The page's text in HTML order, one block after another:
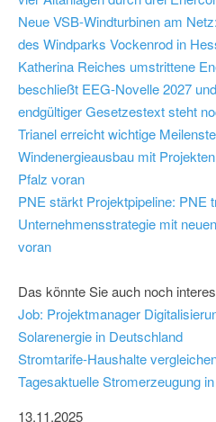
Neue VSB-Windturbinen am
des Windparks Vockenrod in
Katherina Reiches umstrittene
beschließt EEG-Novelle 2027
endgültiger Gesetzestext steht
Trianel erreicht wichtige
Windenergieausbau mit
Pfalz voran
PNE stärkt Projektpipeline: PNE
Unternehmensstrategie mit
voran
Das könnte Sie auch noch
Solarenergie in Deutschland
Stromtarife-Haushalte
Tagesaktuelle Stromerzeugung
13.11.2025